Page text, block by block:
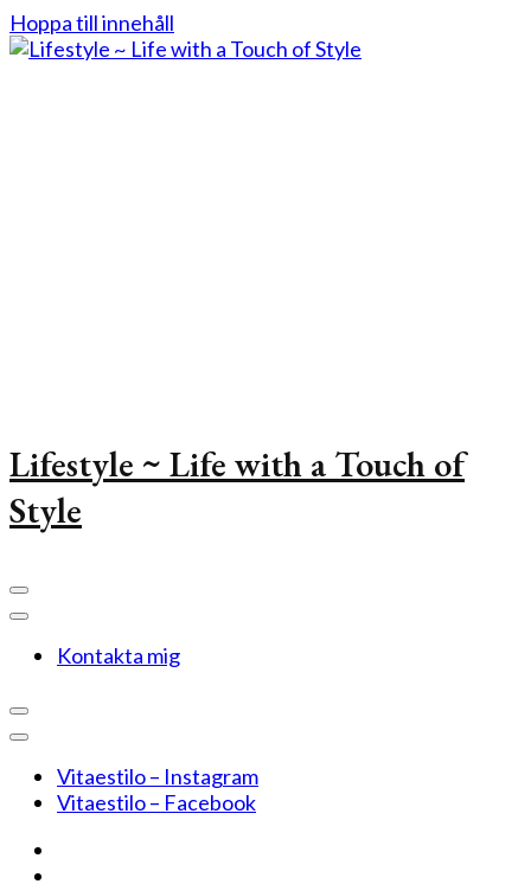
Hoppa till innehåll
Lifestyle ~ Life with a Touch of
Style
Kontakta mig
Vitaestilo – Instagram
Vitaestilo – Facebook